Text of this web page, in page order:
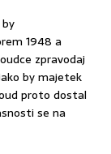
1948 a
zpravodaj
by majetek
proto dostal
se na